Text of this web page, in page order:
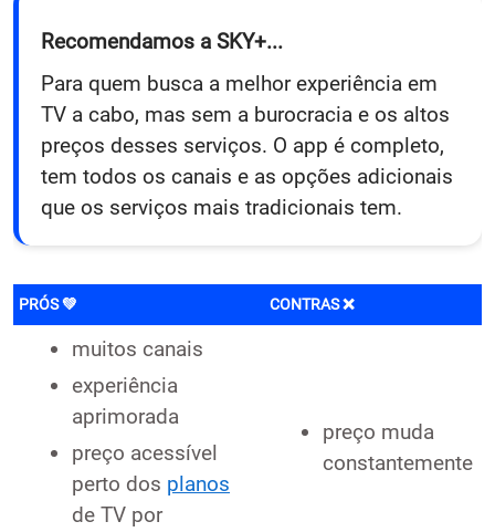
Recomendamos a SKY+...
Para quem busca a melhor experiência em
TV a cabo, mas sem a burocracia e os altos
preços desses serviços. O app é completo,
tem todos os canais e as opções adicionais
que os serviços mais tradicionais tem.
PRÓS 💚 CONTRAS ❌
muitos canais
experiência
aprimorada
preço acessível
perto dos planos
de TV por
preço muda
constantemente